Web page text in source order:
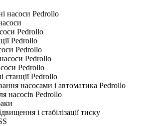
насоси Pedrollo
Pedrollo
Pedrollo
Pedrollo
Pedrollo
Pedrollo
станції Pedrollo
насосами і автоматика Pedrollo
насосів Pedrollo
і стабілізації тиску